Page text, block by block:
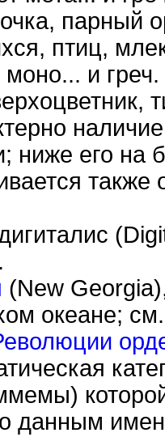
парный
птиц,
моно... и
ниже его
(New
океане; см.
данным